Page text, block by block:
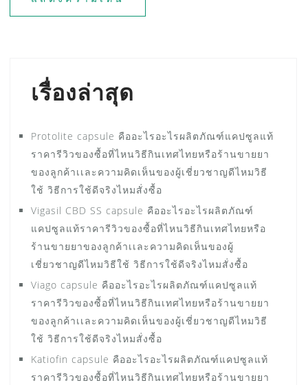
เรื่องล่าสุด
Protolite capsule คืออะไรอะไรผลิตภัณฑ์แคปซูลแท้
ราคารีวิวของซื้อที่ไหนวิธีกินเทศไทยหรือร้านขายยา
ของลูกค้าเเละความคิดเห็นของผู้เชี่ยวชาญดีไหมวิธี
ใช้ วิธีการใช้ดีจริงไหมสั่งซื้อ
Vigasil CBD SS capsule คืออะไรอะไรผลิตภัณฑ์
แคปซูลแท้ราคารีวิวของซื้อที่ไหนวิธีกินเทศไทยหรือ
ร้านขายยาของลูกค้าเเละความคิดเห็นของผู้
เชี่ยวชาญดีไหมวิธีใช้ วิธีการใช้ดีจริงไหมสั่งซื้อ
Viago capsule คืออะไรอะไรผลิตภัณฑ์แคปซูลแท้
ราคารีวิวของซื้อที่ไหนวิธีกินเทศไทยหรือร้านขายยา
ของลูกค้าเเละความคิดเห็นของผู้เชี่ยวชาญดีไหมวิธี
ใช้ วิธีการใช้ดีจริงไหมสั่งซื้อ
Katiofin capsule คืออะไรอะไรผลิตภัณฑ์แคปซูลแท้
ราคารีวิวของซื้อที่ไหนวิธีกินเทศไทยหรือร้านขายยา